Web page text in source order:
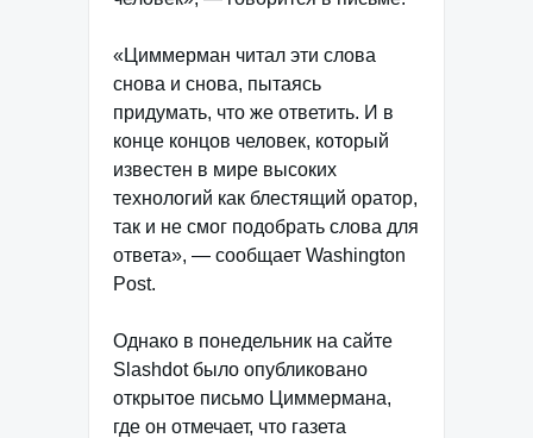
«Циммерман читал эти слова
снова и снова, пытаясь
придумать, что же ответить. И в
конце концов человек, который
известен в мире высоких
технологий как блестящий оратор,
так и не смог подобрать слова для
ответа», — сообщает Washington
Post.
Однако в понедельник на сайте
Slashdot было опубликовано
открытое письмо Циммермана,
где он отмечает, что газета